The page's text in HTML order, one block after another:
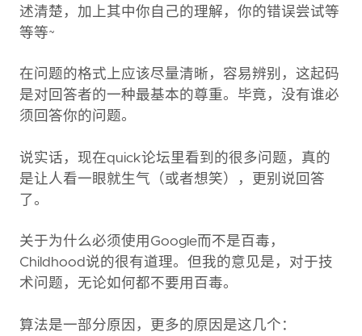
述清楚，加上其中你自己的理解，你的错误尝试等
等等~
在问题的格式上应该尽量清晰，容易辨别，这起码
是对回答者的一种最基本的尊重。毕竟，没有谁必
须回答你的问题。
说实话，现在quick论坛里看到的很多问题，真的
是让人看一眼就生气（或者想笑），更别说回答
了。
关于为什么必须使用Google而不是百毒，
Childhood说的很有道理。但我的意见是，对于技
术问题，无论如何都不要用百毒。
算法是一部分原因，更多的原因是这几个：